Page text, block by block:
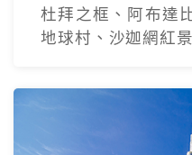
杜拜之框、阿布達
地球村、沙迦網紅